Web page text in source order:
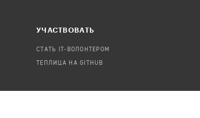
УЧАСТВОВАТЬ
СТАТЬ IT-ВОЛОНТЕРОМ
ТЕПЛИЦА НА GITHUB